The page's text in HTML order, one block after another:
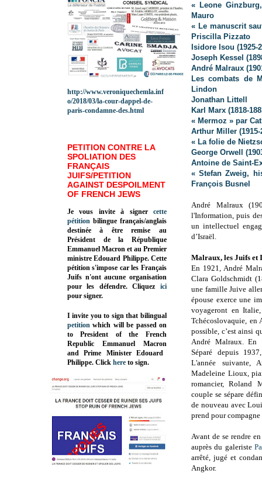
« Leone
Mauro
« Le manuscrit
Priscilla Pizzato
Isidore Isou (1925-
Joseph Kessel
André Malraux
Les combats de
Lindon
Jonathan Littell
Karl Marx (1818-
« Mermoz » par
Arthur Miller (1915-
« La folie de
George Orwell
Antoine de Saint-
« Stefan Zweig,
François Busnel
André Malraux
l'Information, puis
un intellectuel
d’Israël.
Malraux, les Juifs et
En 1921, André
Clara Goldschmidt
une famille Juive
épouse exerce une
voyageront en
Tchécoslovaquie,
possible, c’est ainsi
André Malraux. En
Séparé depuis
L'année suivante,
Madeleine Lioux,
romancier, Roland
couple se sépare
de nouveau avec
prend pour
Avant de se rendre
auprès du galeriste
arrêté, jugé et
Angkor.
http://www.veroniquechemla.inf
o/2018/03/la-cour-dappel-de-
paris-condamne-des.html
PETITION CONTRE LA
SPOLIATION DES
FRANÇAIS
JUIFS/PETITION
AGAINST DESPOILMENT
OF FRENCH JEWS
Je vous invite à signer cette
pétition bilingue français/anglais
destinée à être remise au
Président de la République
Emmanuel Macron et au Premier
ministre Edouard Philippe. Cette
pétition s'impose car les Français
Juifs n'ont aucune organisation
pour les défendre. Cliquez
ici
pour signer.
I invite you to sign that bilingual
petition which will be passed on
to President of the French
Republic Emmanuel Macron
and Prime MinisterEdouard
Philippe. Click here to sign.